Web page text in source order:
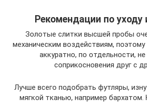
Рекомендации по уходу
Золотые слитки высшей пробы
механическим воздействиям, поэтому
аккуратно, по отдельности,
соприкосновения друг с
Лучше всего подобрать футляры,
мягкой тканью, например бархатом.